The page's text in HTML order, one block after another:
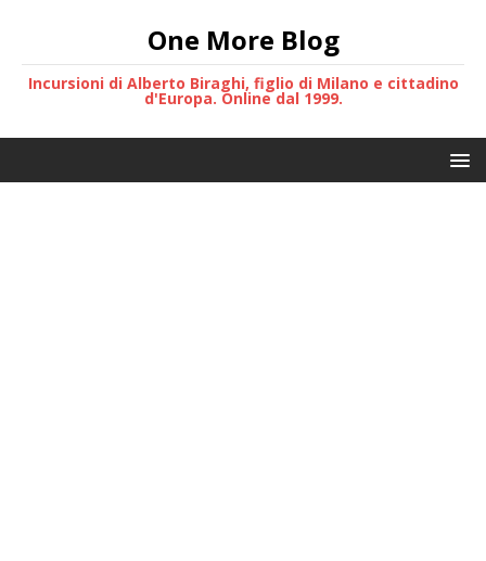
One More Blog
Incursioni di Alberto Biraghi, figlio di Milano e cittadino
d'Europa. Online dal 1999.